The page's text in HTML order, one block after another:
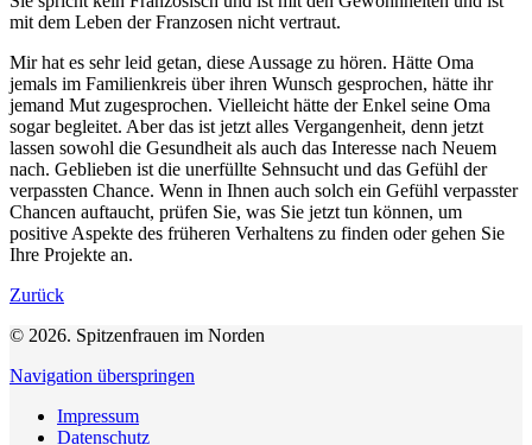
mit dem Leben der Franzosen nicht vertraut.
Mir hat es sehr leid getan, diese Aussage zu hören. Hätte Oma
jemals im Familienkreis über ihren Wunsch gesprochen, hätte ihr
jemand Mut zugesprochen. Vielleicht hätte der Enkel seine Oma
sogar begleitet. Aber das ist jetzt alles Vergangenheit, denn jetzt
lassen sowohl die Gesundheit als auch das Interesse nach Neuem
nach. Geblieben ist die unerfüllte Sehnsucht und das Gefühl der
verpassten Chance. Wenn in Ihnen auch solch ein Gefühl verpasster
Chancen auftaucht, prüfen Sie, was Sie jetzt tun können, um
positive Aspekte des früheren Verhaltens zu finden oder gehen Sie
Ihre Projekte an.
Zurück
© 2026. Spitzenfrauen im Norden
Navigation überspringen
Impressum
Datenschutz